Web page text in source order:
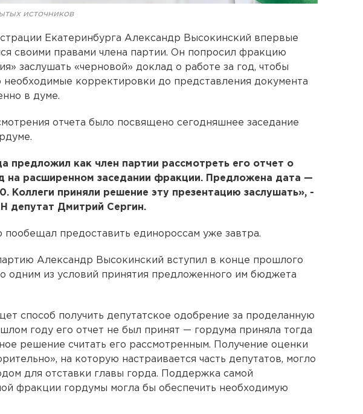
источников
Екатеринбурга Александр Высокинский впервые
своими правами члена партии. Он попросил фракцию
заслушать «черновой» доклад о работе за год, чтобы
необходимые корректировки до представления документа
в думе.
отчета было посвящено сегодняшнее заседание
предложил как член партии рассмотреть его отчет о
на расширенном заседании фракции. Предложена дата —
Коллеги приняли решение эту презентацию заслушать», -
депутат Дмитрий Сергин.
пообещал предоставить единороссам уже завтра.
Александр Высокинский вступил в конце прошлого
одним из условий принятия предложенного им бюджета
способ получить депутатское одобрение за проделанную
году его отчет не был принят — гордума приняла тогда
решение считать его рассмотренным. Получение оценки
на которую настраивается часть депутатов, могло
для отставки главы горда. Поддержка самой
фракции гордумы могла бы обеспечить необходимую